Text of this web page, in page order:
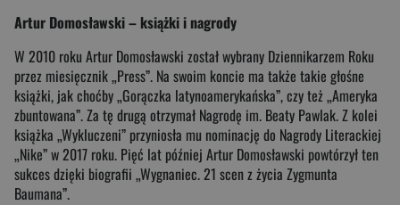
Artur Domosławski – książki i nagrody
W 2010 roku Artur Domosławski został wybrany Dziennikarzem Roku
przez miesięcznik „Press”. Na swoim koncie ma także takie głośne
książki, jak choćby „Gorączka latynoamerykańska”, czy też „Ameryka
zbuntowana”. Za tę drugą otrzymał Nagrodę im. Beaty Pawlak. Z kolei
książka „Wykluczeni” przyniosła mu nominację do Nagrody Literackiej
„Nike” w 2017 roku. Pięć lat później Artur Domosławski powtórzył ten
sukces dzięki biografii „Wygnaniec. 21 scen z życia Zygmunta
Baumana”.